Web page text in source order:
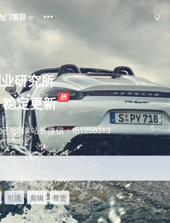
门项目
研究所
定更新
更新&站长微信：tb1258313
引流 剪辑 带货